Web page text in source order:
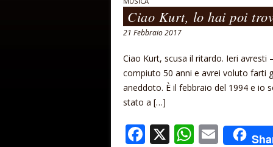
o
o
A
p
Ciao Kurt, lo hai poi
21 Febbraio 2017
Ciao Kurt, scusa il ritardo. Ieri avresti
compiuto 50 anni e avrei voluto farti
aneddoto. È il febbraio del 1994 e io
stato a […]
F X W E